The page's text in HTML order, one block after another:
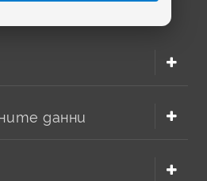
данни